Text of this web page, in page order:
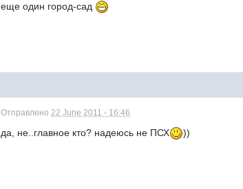
еще один город-сад
Отправлено22 June 2011 - 16:46
да, не..главное кто? надеюсь не ПСХ ))